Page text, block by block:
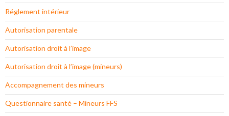
Réglement intérieur
Autorisation parentale
Autorisation droit à l’image
Autorisation droit à l’image (mineurs)
Accompagnement des mineurs
Questionnaire santé – Mineurs FFS